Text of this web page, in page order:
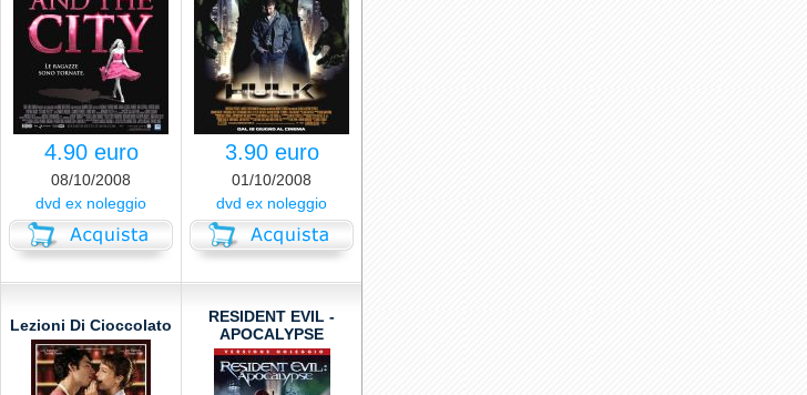
4.90 euro
08/10/2008
dvd ex noleggio
3.90 euro
01/10/2008
dvd ex noleggio
Lezioni Di Cioccolato
RESIDENT EVIL -
APOCALYPSE